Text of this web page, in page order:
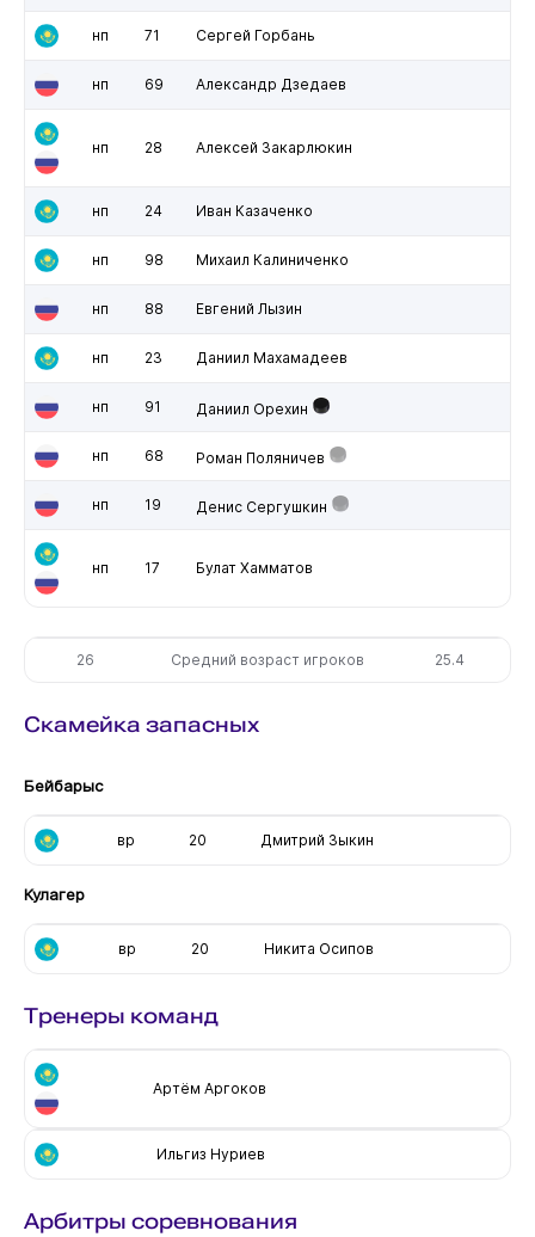
нп 71 Сергей Горбань
нп 69 Александр Дзедаев
нп 28 Алексей Закарлюкин
нп 24 Иван Казаченко
нп 98 Михаил Калиниченко
нп 88 Евгений Лызин
нп 23 Даниил Махамадеев
нп 91 Даниил Орехин
нп 68 Роман Поляничев
нп 19 Денис Сергушкин
нп 17 Булат Хамматов
26 Средний возраст игроков 25.4
Скамейка запасных
Бейбарыс
вр 20 Дмитрий Зыкин
Кулагер
вр 20 Никита Осипов
Тренеры команд
Артём Аргоков
Ильгиз Нуриев
Арбитры соревнования